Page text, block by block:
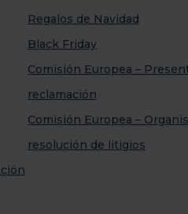
Regalos de Navidad
Black Friday
Comisión Europea –
reclamación
Comisión Europea –
resolución de litigios